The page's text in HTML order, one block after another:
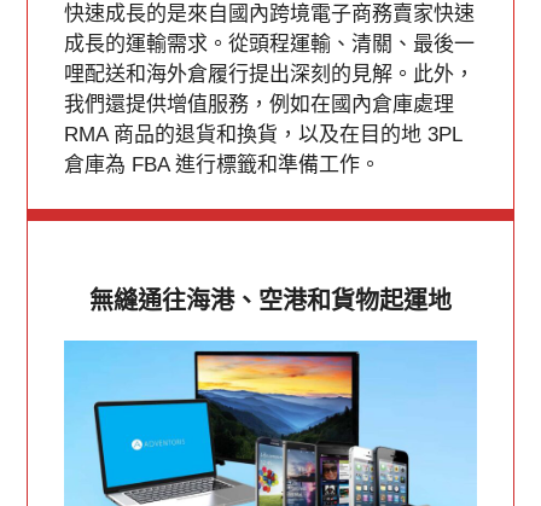
快速成長的是來自國內跨境電子商務賣家快速
成長的運輸需求。從頭程運輸、清關、最後一
哩配送和海外倉履行提出深刻的見解。此外，
我們還提供增值服務，例如在國內倉庫處理
RMA 商品的退貨和換貨，以及在目的地 3PL
倉庫為 FBA 進行標籤和準備工作。
無縫通往海港、空港和貨物起運地